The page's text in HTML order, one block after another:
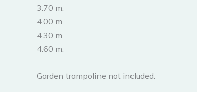
3.70 m.
4.00 m.
4.30 m.
4.60 m.
Garden trampoline not included.